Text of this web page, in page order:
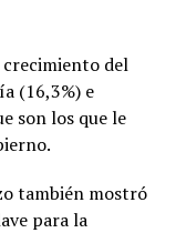
del
(16,3%) e
son los que le
también mostró
para la